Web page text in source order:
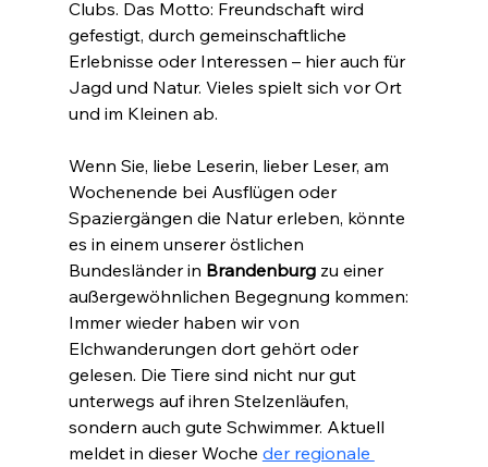
Clubs. Das Motto: Freundschaft wird
gefestigt, durch gemeinschaftliche
Erlebnisse oder Interessen – hier auch für
Jagd und Natur. Vieles spielt sich vor Ort
und im Kleinen ab.
Wenn Sie, liebe Leserin, lieber Leser, am
Wochenende bei Ausflügen oder
Spaziergängen die Natur erleben, könnte
es in einem unserer östlichen
Bundesländer in Brandenburg zu einer
außergewöhnlichen Begegnung kommen:
Immer wieder haben wir von
Elchwanderungen dort gehört oder
gelesen. Die Tiere sind nicht nur gut
unterwegs auf ihren Stelzenläufen,
sondern auch gute Schwimmer. Aktuell
meldet in dieser Woche der regionale